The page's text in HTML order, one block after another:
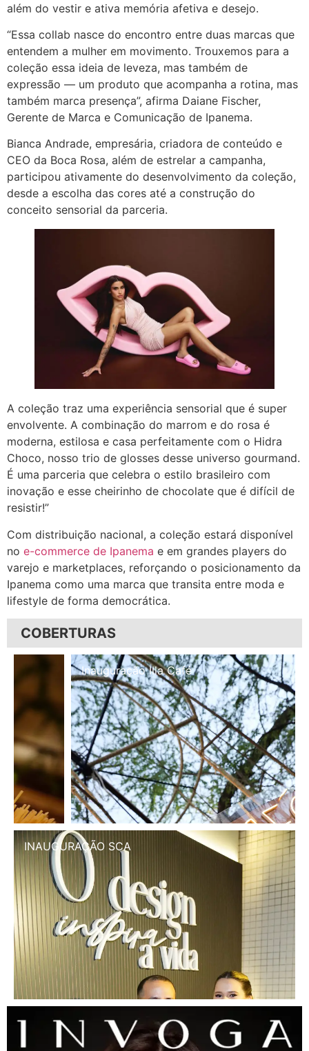
além do vestir e ativa memória afetiva e desejo.
“Essa collab nasce do encontro entre duas marcas que
entendem a mulher em movimento. Trouxemos para a
coleção essa ideia de leveza, mas também de
expressão — um produto que acompanha a rotina, mas
também marca presença”, afirma Daiane Fischer,
Gerente de Marca e Comunicação de Ipanema.
Bianca Andrade, empresária, criadora de conteúdo e
CEO da Boca Rosa, além de estrelar a campanha,
participou ativamente do desenvolvimento da coleção,
desde a escolha das cores até a construção do
conceito sensorial da parceria.
A coleção traz uma experiência sensorial que é super
envolvente. A combinação do marrom e do rosa é
moderna, estilosa e casa perfeitamente com o Hidra
Choco, nosso trio de glosses desse universo gourmand.
É uma parceria que celebra o estilo brasileiro com
inovação e esse cheirinho de chocolate que é difícil de
resistir!”
Com distribuição nacional, a coleção estará disponível
no e-commerce de Ipanema e em grandes players do
varejo e marketplaces, reforçando o posicionamento da
Ipanema como uma marca que transita entre moda e
lifestyle de forma democrática.
COBERTURAS
Inauguração Illa Café
INAUGURAÇÃO SCA